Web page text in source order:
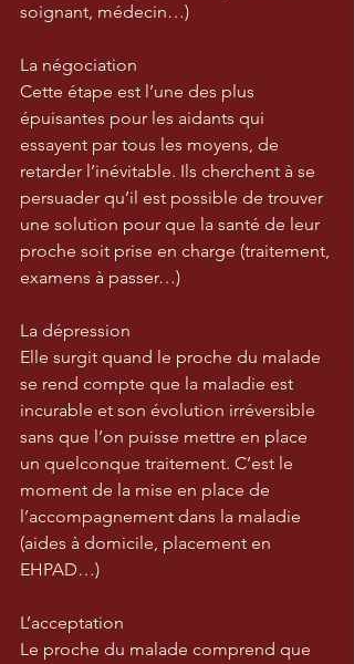
soignant, médecin…)
La négociation
Cette étape est l’une des plus
épuisantes pour les aidants qui
essayent par tous les moyens, de
retarder l’inévitable. Ils cherchent à se
persuader qu’il est possible de trouver
une solution pour que la santé de leur
proche soit prise en charge (traitement,
examens à passer…)
La dépression
Elle surgit quand le proche du malade
se rend compte que la maladie est
incurable et son évolution irréversible
sans que l’on puisse mettre en place
un quelconque traitement. C’est le
moment de la mise en place de
l’accompagnement dans la maladie
(aides à domicile, placement en
EHPAD…)
L’acceptation
Le proche du malade comprend que